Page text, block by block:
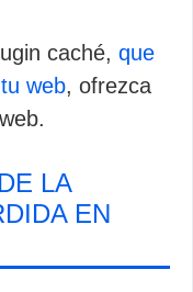
caché, que
web, ofrezca
LA
EN